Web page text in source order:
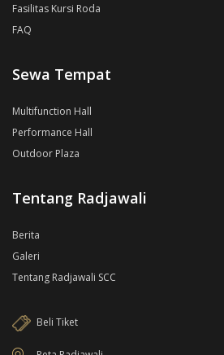
Fasilitas Kursi Roda
FAQ
Sewa Tempat
Multifunction Hall
Performance Hall
Outdoor Plaza
Tentang Radjawali
Berita
Galeri
Tentang Radjawali SCC
Beli Tiket